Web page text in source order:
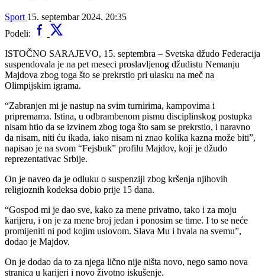
Sport 15. septembar 2024. 20:35
Podeli:
ISTOČNO SARAJEVO, 15. septembra – Svetska džudo Federacija
suspendovala je na pet meseci proslavljenog džudistu Nemanju
Majdova zbog toga što se prekrstio pri ulasku na meč na
Olimpijskim igrama.
“Zabranjen mi je nastup na svim turnirima, kampovima i
pripremama. Istina, u odbrambenom pismu disciplinskog postupka
nisam htio da se izvinem zbog toga što sam se prekrstio, i naravno
da nisam, niti ću ikada, iako nisam ni znao kolika kazna može biti”,
napisao je na svom “Fejsbuk” profilu Majdov, koji je džudo
reprezentativac Srbije.
On je naveo da je odluku o suspenziji zbog kršenja njihovih
religioznih kodeksa dobio prije 15 dana.
“Gospod mi je dao sve, kako za mene privatno, tako i za moju
karijeru, i on je za mene broj jedan i ponosim se time. I to se neće
promijeniti ni pod kojim uslovom. Slava Mu i hvala na svemu”,
dodao je Majdov.
On je dodao da to za njega lično nije ništa novo, nego samo nova
stranica u karijeri i novo životno iskušenje.